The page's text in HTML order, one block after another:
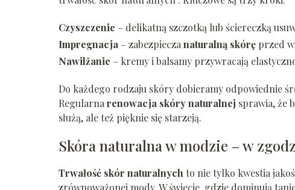
Czyszczenie – delikatną szczotką lub ściereczką
Impregnacja – zabezpieczanaturalną skórę przed
Nawilżanie – kremy i balsamy przywracają
Do każdego rodzaju skóry dobieramy odpowiednie
Regularnarenowacja skóry naturalnej sprawia, że
służą, ale też pięknie się starzeją.
Skóra naturalna w modzie – w
Trwałość skór naturalnychto nie tylko kwestia